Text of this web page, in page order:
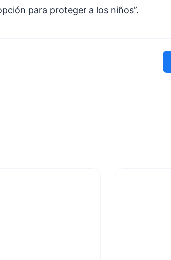
para proteger a los niños”.